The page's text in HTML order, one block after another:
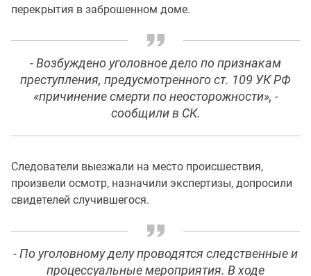
перекрытия в заброшенном доме.
- Возбуждено уголовное дело по признакам
преступления, предусмотренного ст. 109 УК РФ
«причинение смерти по неосторожности», -
сообщили в СК.
Следователи выезжали на место происшествия,
произвели осмотр, назначили экспертизы, допросили
свидетелей случившегося.
- По уголовному делу проводятся следственные и
процессуальные мероприятия. В ходе